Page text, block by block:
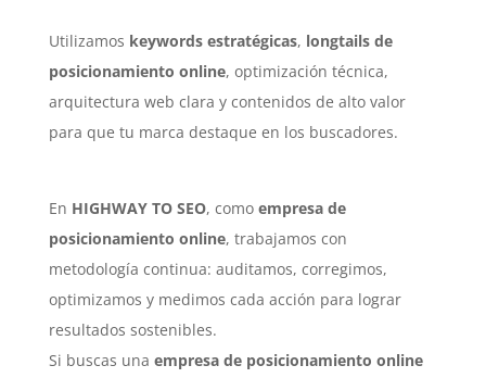
Utilizamos keywords estratégicas, longtails de
posicionamiento online, optimización técnica,
arquitectura web clara y contenidos de alto valor
para que tu marca destaque en los buscadores.
En HIGHWAY TO SEO, como empresa de
posicionamiento online, trabajamos con
metodología continua: auditamos, corregimos,
optimizamos y medimos cada acción para lograr
resultados sostenibles.
Si buscas una empresa de posicionamiento online